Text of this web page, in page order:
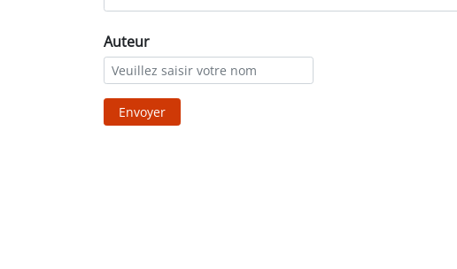
Auteur
Envoyer